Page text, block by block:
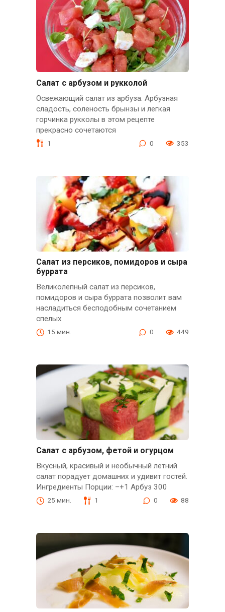
Салат с арбузом и рукколой
Освежающий салат из арбуза. Арбузная
сладость, соленость брынзы и легкая
горчинка рукколы в этом рецепте
прекрасно сочетаются
1 0 353
Салат из персиков, помидоров и сыра
буррата
Великолепный салат из персиков,
помидоров и сыра буррата позволит вам
насладиться бесподобным сочетанием
спелых
15 мин. 0 449
Салат с арбузом, фетой и огурцом
Вкусный, красивый и необычный летний
салат порадует домашних и удивит гостей.
Ингредиенты Порции: –+1 Арбуз 300
25 мин. 1 0 88